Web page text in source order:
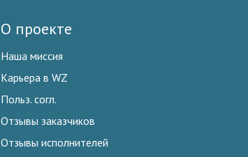
О проекте
Наша миссия
Карьера в WZ
Польз. согл.
Отзывы заказчиков
Отзывы исполнителей